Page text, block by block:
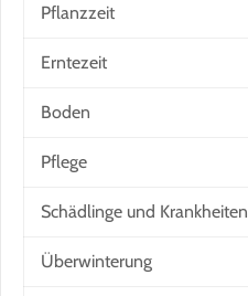
Pflanzzeit
Erntezeit
Boden
Pflege
Schädlinge und Krankheiten
Überwinterung